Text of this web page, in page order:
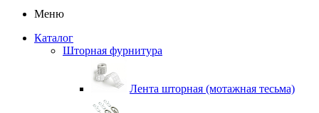
Меню
Каталог
Шторная фурнитура
Лента шторная (мотажная тесьма)